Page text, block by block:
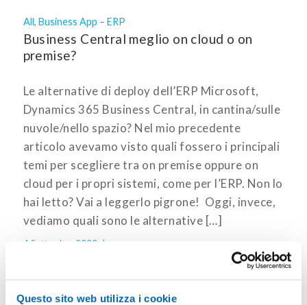
Questo sito web utilizza i cookie
All, Business App – ERP
Business Central meglio on cloud o on
premise?
Le alternative di deploy dell’ERP Microsoft,
Dynamics 365 Business Central, in cantina/sulle
nuvole/nello spazio? Nel mio precedente
articolo avevamo visto quali fossero i principali
temi per scegliere tra on premise oppure on
cloud per i propri sistemi, come per l’ERP. Non lo
hai letto? Vai a leggerlo pigrone! Oggi, invece,
vediamo quali sono le alternative […]
4 Settembre 2023 /
All,Business App – ERP